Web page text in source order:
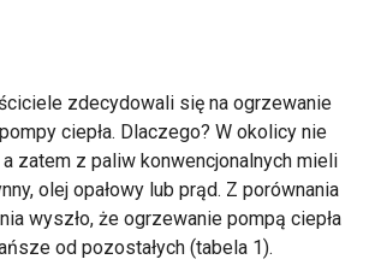
zdecydowali się na ogrzewanie
ciepła. Dlaczego? W okolicy nie
zatem z paliw konwencjonalnych mieli
olej opałowy lub prąd. Z porównania
wyszło, że ogrzewanie pompą ciepła
od pozostałych (tabela 1).